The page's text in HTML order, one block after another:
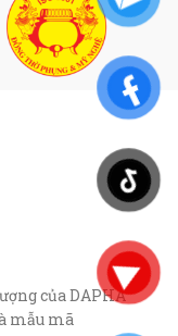
của DAPHA
mẫu mã